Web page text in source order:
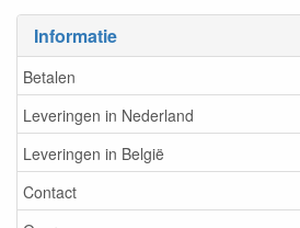
Informatie
Betalen
Leveringen in Nederland
Leveringen in België
Contact